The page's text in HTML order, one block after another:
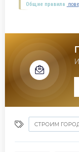
Общие правила
СТРОИМ